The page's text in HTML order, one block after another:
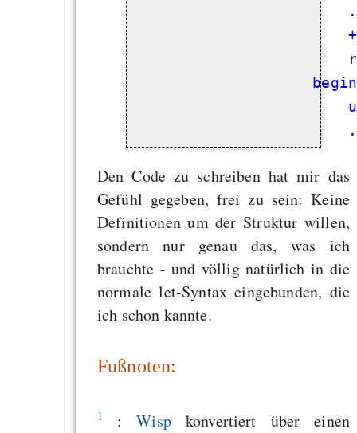
                        .
                        +
                    begin
                        .
Den Code zu schreiben hat mir das
Gefühl gegeben, frei zu sein: Keine
Definitionen um der Struktur willen,
sondern nur genau das, was ich
brauchte - und völlig natürlich in die
normale let-Syntax eingebunden, die
ich schon kannte.
Fußnoten:
1 :Wispkonvertiert über einen